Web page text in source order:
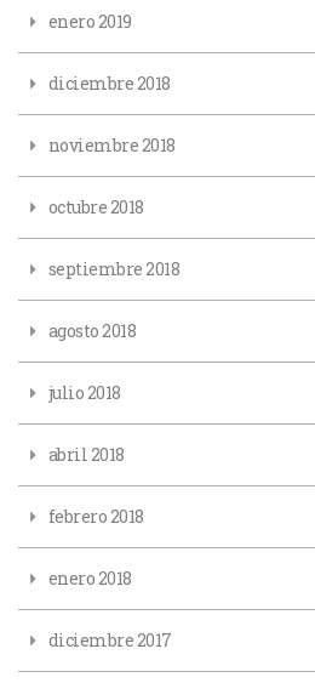
enero 2019
diciembre 2018
noviembre 2018
octubre 2018
septiembre 2018
agosto 2018
julio 2018
abril 2018
febrero 2018
enero 2018
diciembre 2017